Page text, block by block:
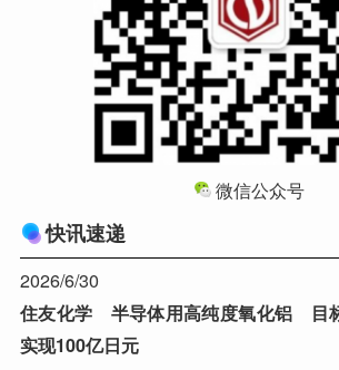
微信公众号
快讯速递
2026/6/30
住友化学 半导体用高纯度氧化铝 目
实现100亿日元